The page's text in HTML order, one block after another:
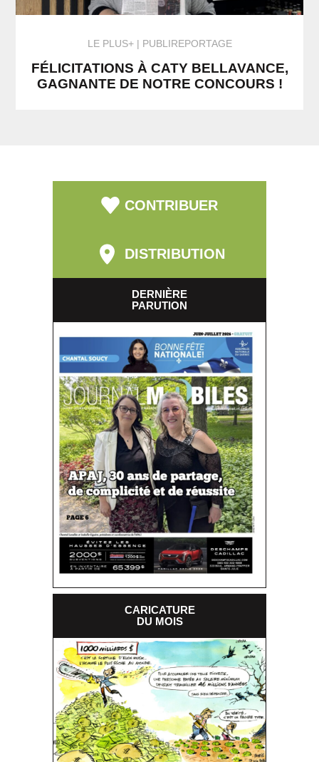
LE PLUS+ PUBLIREPORTAGE
FÉLICITATIONS À CATY BELLAVANCE,
GAGNANTE DE NOTRE CONCOURS !
CONTRIBUER
DISTRIBUTION
DERNIÈRE
PARUTION
CARICATURE
DU MOIS